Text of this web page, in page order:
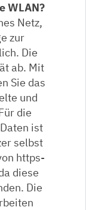
WLAN?
Netz,
zur
Die
ab. Mit
Sie das
und
die
ist
selbst
https-
diese
Die